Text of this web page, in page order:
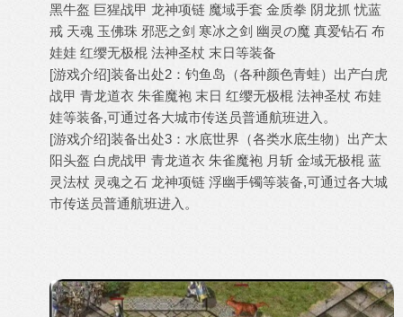
黑牛盔 巨猩战甲 龙神项链 魔域手套 金质拳 阴龙抓 忧蓝
戒 天魂 玉佛珠 邪恶之剑 寒冰之剑 幽灵の魔 真爱钻石 布
娃娃 红缨无极棍 法神圣杖 末日等装备
[游戏介绍]装备出处2：钓鱼岛（各种颜色青蛙）出产白虎
战甲 青龙道衣 朱雀魔袍 末日 红缨无极棍 法神圣杖 布娃
娃等装备,可通过各大城市传送员普通航班进入。
[游戏介绍]装备出处3：水底世界（各类水底生物）出产太
阳头盔 白虎战甲 青龙道衣 朱雀魔袍 月斩 金域无极棍 蓝
灵法杖 灵魂之石 龙神项链 浮幽手镯等装备,可通过各大城
市传送员普通航班进入。